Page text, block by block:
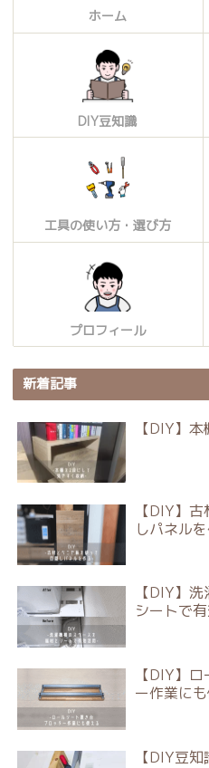
ホーム
DIY豆知識
工具の使い方・選び方
プロフィール
新着記事
【DIY】
【DIY】
しパネル
【DIY】
シートで
【DIY】
ー作業に
【DIY豆